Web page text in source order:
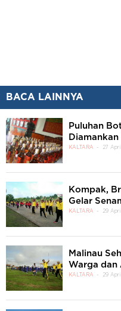
BACA LAINNYA
Puluhan
KALTARA 27
Kompak,
Gelar
KALTARA 29
Malinau
Warga dan
KALTARA 29